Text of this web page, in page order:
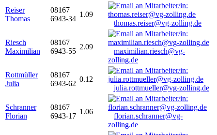
Reiser
Thomas
08167
6943-34
1.09
thomas.reiser@vg-zolling.de
Riesch
Maximilian
08167
6943-55
2.09
maximilian.riesch@vg-
zolling.de
Rottmüller
Julia
08167
6943-62
0.12
julia.rottmueller@vg-zolling.de
Schranner
Florian
08167
6943-17
1.06
florian.schranner@vg-
zolling.de